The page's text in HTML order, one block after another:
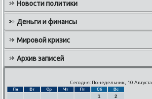
Новости политики
Деньги и финансы
Мировой кризис
Архив записей
Сегодня: Понедельник, 10 Августа
Пн Вт Ср Чт Пт Сб Вс
1
2